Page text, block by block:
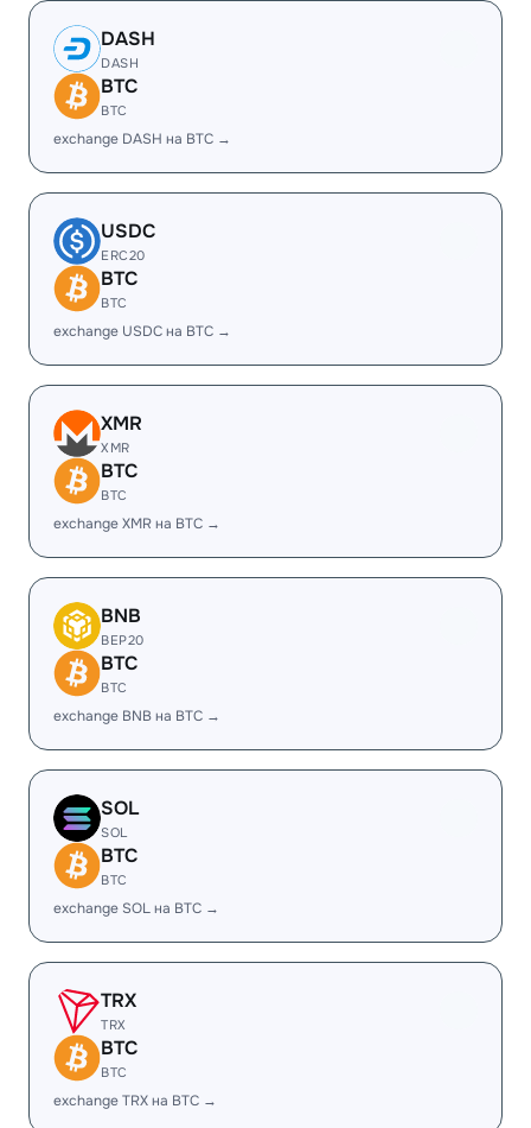
DASH
DASH
BTC
BTC
exchange DASH на BTC →
USDC
ERC20
BTC
BTC
exchange USDC на BTC →
XMR
XMR
BTC
BTC
exchange XMR на BTC →
BNB
BEP20
BTC
BTC
exchange BNB на BTC →
SOL
SOL
BTC
BTC
exchange SOL на BTC →
TRX
TRX
BTC
BTC
exchange TRX на BTC →